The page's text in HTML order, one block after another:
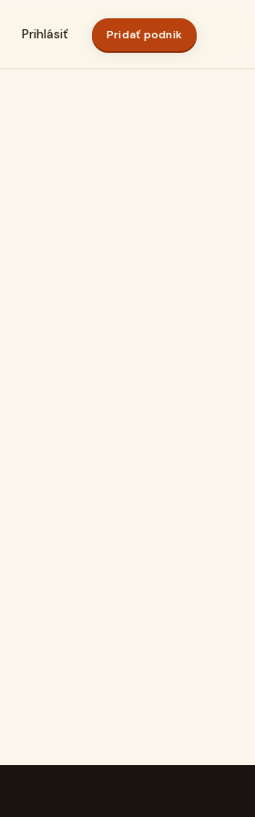
Prihlásiť Pridať podnik